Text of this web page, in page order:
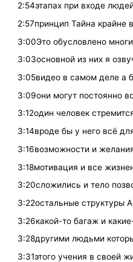
2:54этапах при входе
2:57принцип Тайна крайне
3:00Это обусловлено
3:03основной из них я
3:05видео в самом деле а
3:09они могут постоянно
3:12один человек
3:14вроде бы у него всё
3:16возможности и
3:18мотивация и все
3:20сложились и тело
3:22остальные структуры
3:26какой-то багаж и
3:28другими людьми
3:31этого учения в своей